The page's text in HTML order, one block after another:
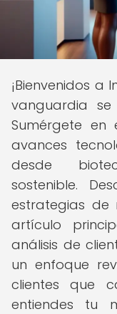
¡Bienvenidos a
vanguardia
Sumérgete
avances
desde
sostenible.
estrategias de
artículo
análisis de
un enfoque
clientes que
entiendes tu